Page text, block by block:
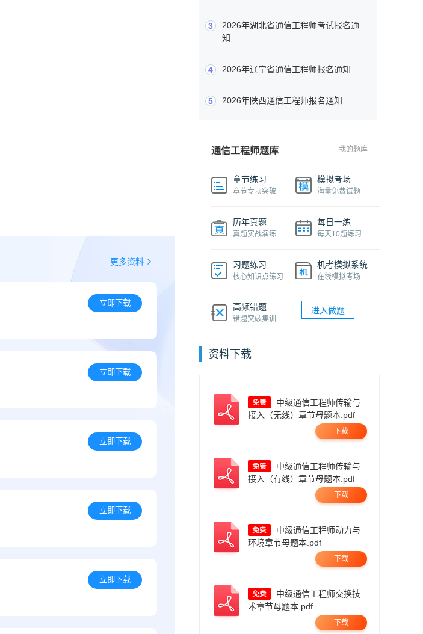
更多资料
立即下载
立即下载
立即下载
立即下载
立即下载
3
2026年湖北省通信工程师考试报名通
知
4 2026年辽宁省通信工程师报名通知
5 2026年陕西通信工程师报名通知
通信工程师题库 我的题库
章节练习
章节专项突破
模拟考场
海量免费试题
历年真题
真题实战演练
每日一练
每天10题练习
习题练习
核心知识点练习
机考模拟系统
在线模拟考场
高频错题
错题突破集训
进入做题
资料下载
接入（无线）章节母题本.pdf
下载
接入（有线）章节母题本.pdf
下载
环境章节母题本.pdf
下载
术章节母题本.pdf
下载